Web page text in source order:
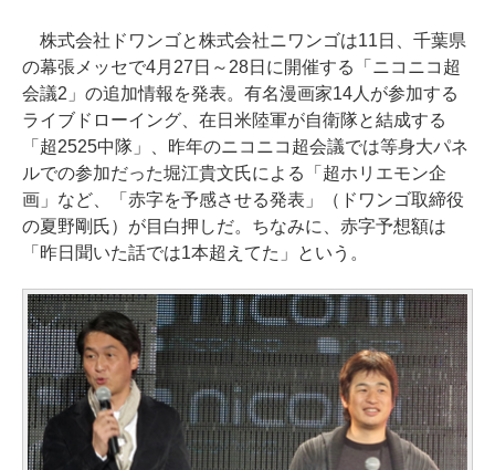
株式会社ドワンゴと株式会社ニワンゴは11日、千葉県
の幕張メッセで4月27日～28日に開催する「ニコニコ超
会議2」の追加情報を発表。有名漫画家14人が参加する
ライブドローイング、在日米陸軍が自衛隊と結成する
「超2525中隊」、昨年のニコニコ超会議では等身大パネ
ルでの参加だった堀江貴文氏による「超ホリエモン企
画」など、「赤字を予感させる発表」（ドワンゴ取締役
の夏野剛氏）が目白押しだ。ちなみに、赤字予想額は
「昨日聞いた話では1本超えてた」という。